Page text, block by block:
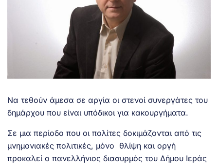
Να τεθούν άμεσα σε αργία οι στενοί συνεργάτες του
δημάρχου που είναι υπόδικοι για κακουργήματα.
Σε μια περίοδο που οι πολίτες δοκιμάζονται από τις
μνημονιακές πολιτικές, μόνο θλίψη και οργή
προκαλεί ο πανελλήνιος διασυρμός του Δήμου Ιεράς